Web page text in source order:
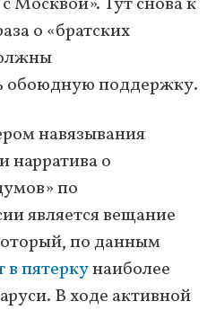
о «братских
обоюдную поддержку.
навязывания
нарратива о
по
является вещание
по данным
в пятеркунаиболее
В ходе активной